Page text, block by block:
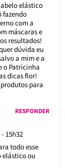
elástico
fazendo
com a
máscaras e
resultados!
dúvida eu
a mim e a
o Patricinha
dicas flor!
para
RESPONDER
15h32
todo esse
elástico ou